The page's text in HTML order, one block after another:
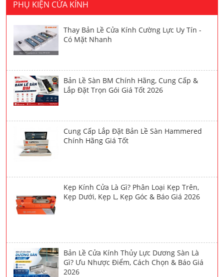
PHỤ KIỆN CỬA KÍNH
Thay Bản Lề Cửa Kính Cường Lực Uy Tín -
Có Mặt Nhanh
Bản Lề Sàn BM Chính Hãng, Cung Cấp &
Lắp Đặt Trọn Gói Giá Tốt 2026
Cung Cấp Lắp Đặt Bản Lề Sàn Hammered
Chính Hãng Giá Tốt
Kẹp Kính Cửa Là Gì? Phân Loại Kẹp Trên,
Kẹp Dưới, Kẹp L, Kẹp Góc & Báo Giá 2026
Bản Lề Cửa Kính Thủy Lực Dương Sàn Là
Gì? Ưu Nhược Điểm, Cách Chọn & Báo Giá
2026